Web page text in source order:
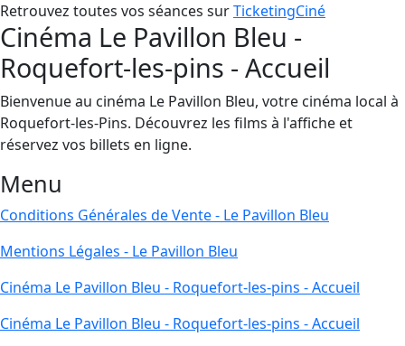
Retrouvez toutes vos séances surTicketingCiné
Cinéma Le Pavillon Bleu -
Roquefort-les-pins - Accueil
Bienvenue au cinéma Le Pavillon Bleu, votre cinéma local à
Roquefort-les-Pins. Découvrez les films à l'affiche et
réservez vos billets en ligne.
Menu
Conditions Générales de Vente - Le Pavillon Bleu
Mentions Légales - Le Pavillon Bleu
Cinéma Le Pavillon Bleu - Roquefort-les-pins - Accueil
Cinéma Le Pavillon Bleu - Roquefort-les-pins - Accueil